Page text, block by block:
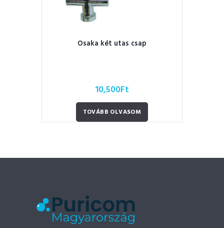
Osaka két utas csap
10,500Ft
TOVÁBB OLVASOM